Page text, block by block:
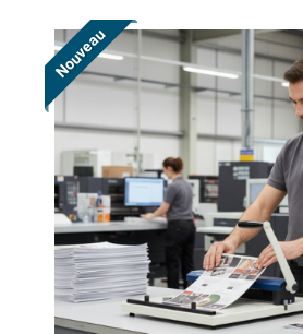
Nouveau